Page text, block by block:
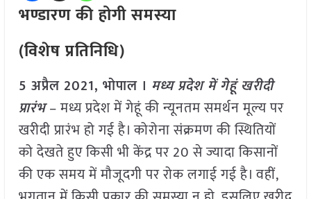
भण्डारण की होगी समस्या
(विशेष प्रतिनिधि)
5 अप्रैल 2021, भोपाल । मध्य प्रदेश में गेहूं खरीदी
प्रारंभ– मध्य प्रदेश में गेहूं की न्यूनतम समर्थन मूल्य पर
खरीदी प्रारंभ हो गई है। कोरोना संक्रमण की स्थितियों
को देखते हुए किसी भी केंद्र पर 20 से ज्यादा किसानों
की एक समय में मौजूदगी पर रोक लगाई गई है। वहीं,